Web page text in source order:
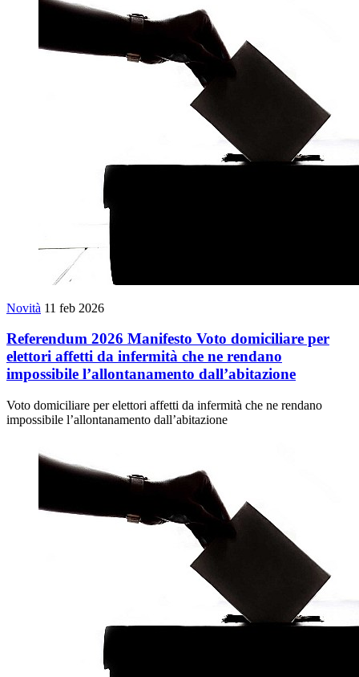
Novità 11 feb 2026
Referendum 2026 Manifesto Voto domiciliare per
elettori affetti da infermità che ne rendano
impossibile l’allontanamento dall’abitazione
Voto domiciliare per elettori affetti da infermità che ne rendano
impossibile l’allontanamento dall’abitazione